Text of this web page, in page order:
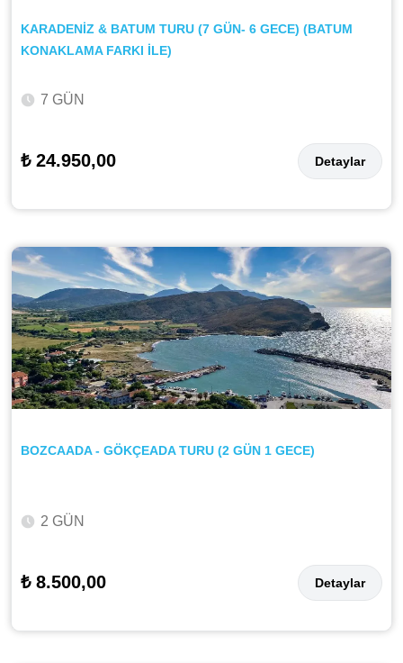
KARADENİZ & BATUM TURU (7 GÜN- 6 GECE) (BATUM
KONAKLAMA FARKI İLE)
7 GÜN
₺ 24.950,00 Detaylar
BOZCAADA - GÖKÇEADA TURU (2 GÜN 1 GECE)
2 GÜN
₺ 8.500,00 Detaylar